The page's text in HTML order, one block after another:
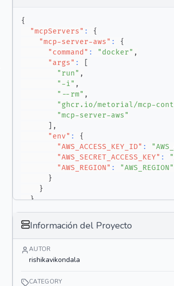
{
"mcpServers" :
{
"mcp-server-aws" :
{
"command" : "docker" ,
"args" :
"run" ,
"-i" ,
"--rm" ,
"ghcr.io/metorial/mcp-
"mcp-server-aws"
,
"env" :
{
"AWS_ACCESS_KEY_ID" :
"AWS_SECRET_ACCESS_KEY" :
"AWS_REGION" :
"AWS_REGION"
}
}
}
Información del Proyecto
AUTOR
rishikavikondala
CATEGORY